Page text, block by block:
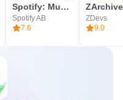
Spotify: Music and Podcasts
Spotify AB
7.6
ZDevs
9.0